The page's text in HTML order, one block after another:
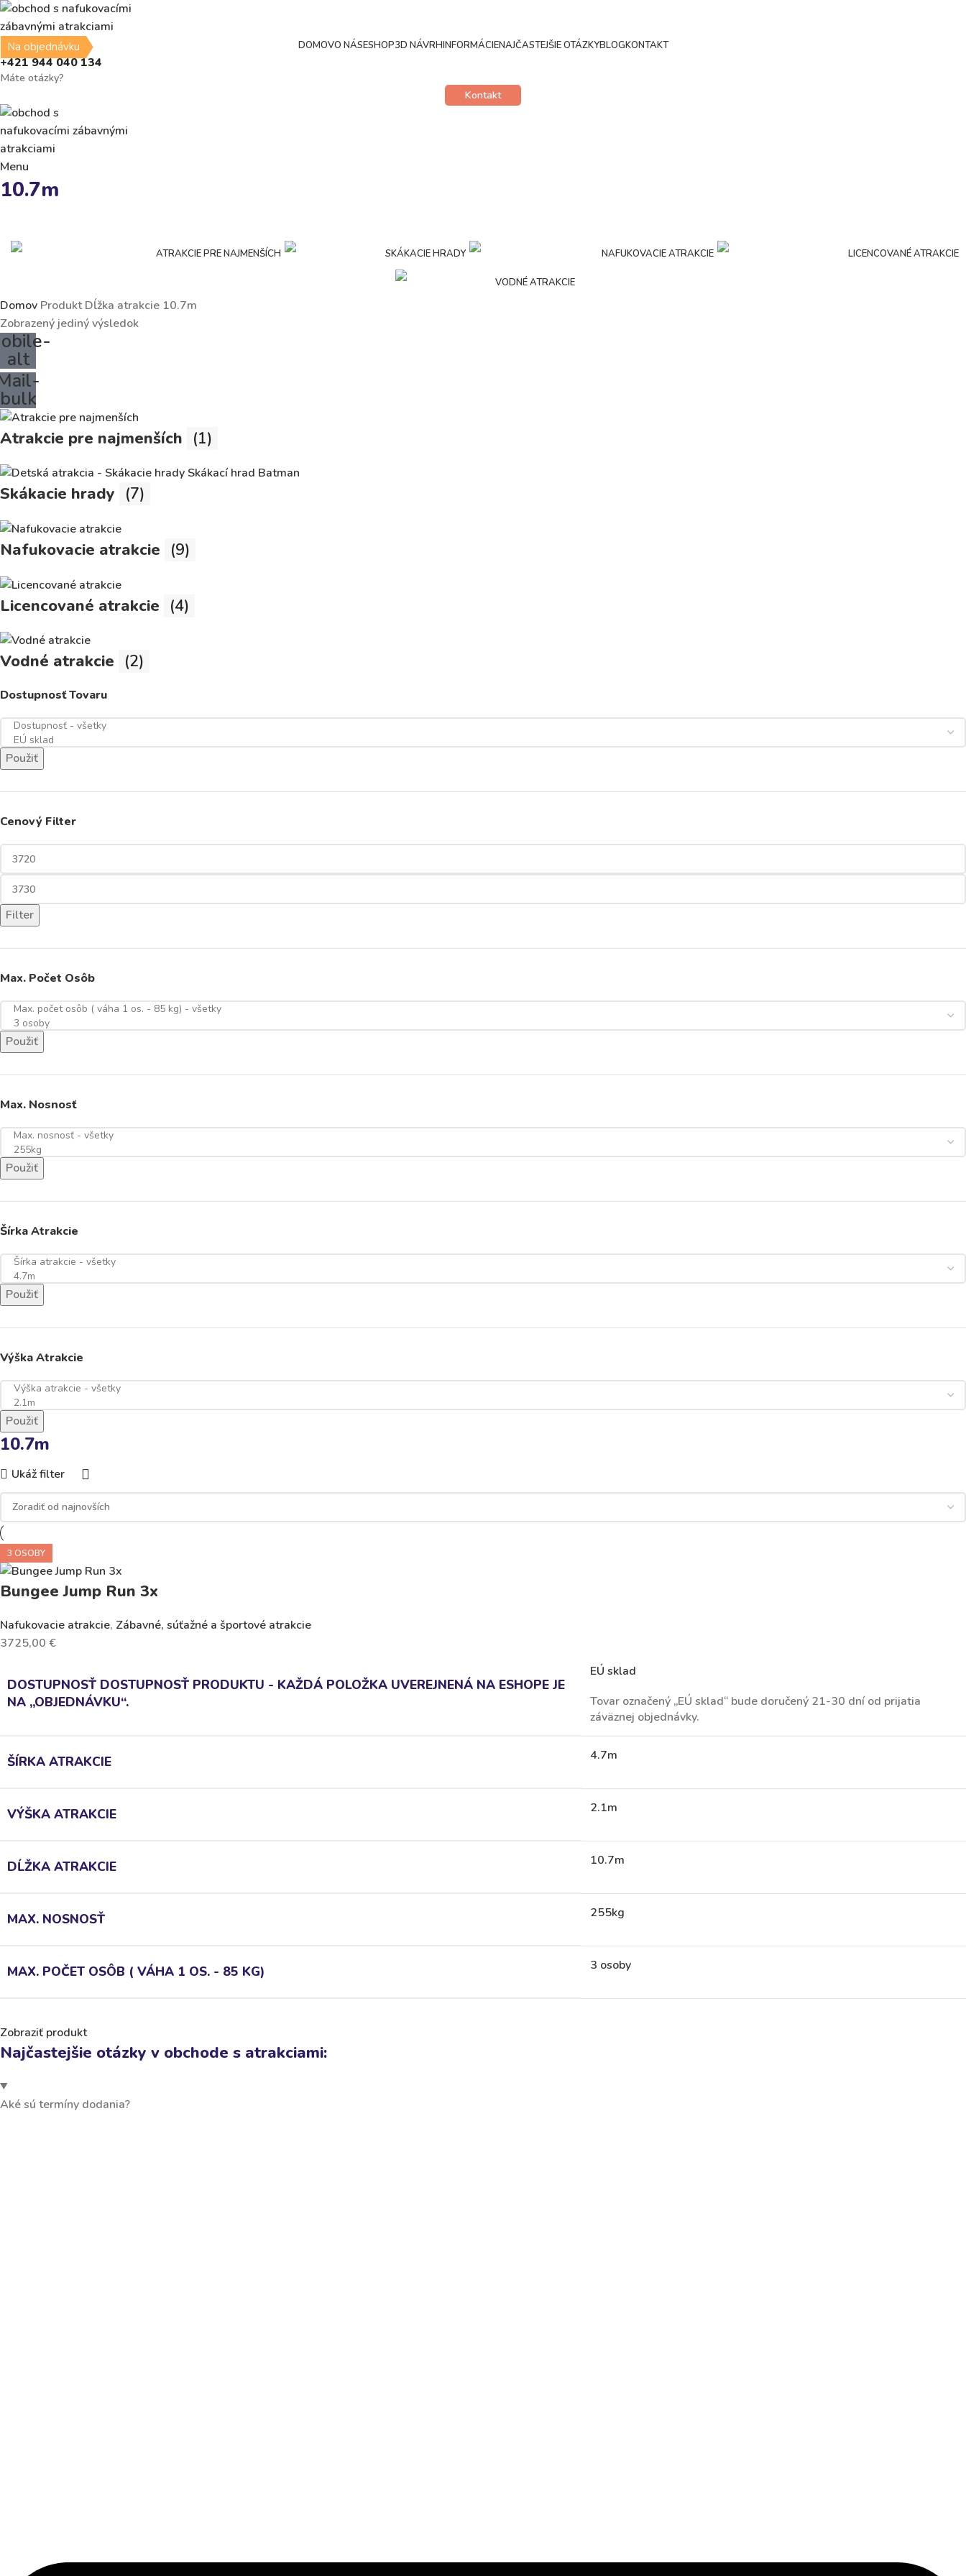
DOMOVO NÁSESHOP3D NÁVRHINFORMÁCIENAJČASTEJŠIE OTÁZKYBLOGKONTAKT
+421 944 040 134
Máte otázky?
Kontakt
Menu
10.7m
ATRAKCIE PRE NAJMENŠÍCH SKÁKACIE HRADY NAFUKOVACIE ATRAKCIE LICENCOVANÉ ATRAKCIE
VODNÉ ATRAKCIE
Domov Produkt Dĺžka atrakcie 10.7m
Zobrazený jediný výsledok
alt
bulk
Atrakcie pre najmenších (1)
Skákacie hrady (7)
Nafukovacie atrakcie (9)
Licencované atrakcie (4)
Vodné atrakcie (2)
Dostupnosť Tovaru
Použiť
Cenový Filter
Filter
Max. Počet Osôb
Použiť
Max. Nosnosť
Použiť
Šírka Atrakcie
Použiť
Výška Atrakcie
Použiť
10.7m
Ukáž filter
3 OSOBY
Na objednávku
Bungee Jump Run 3x
Nafukovacie atrakcie, Zábavné, súťažné a športové atrakcie
3725,00 €
DOSTUPNOSŤ DOSTUPNOSŤ PRODUKTU - KAŽDÁ POLOŽKA UVEREJNENÁ NA ESHOPE JE
NA „OBJEDNÁVKU“.
EÚ sklad
Tovar označený „EÚ sklad“ bude doručený 21-30 dní od prijatia
záväznej objednávky.
ŠÍRKA ATRAKCIE 4.7m
VÝŠKA ATRAKCIE 2.1m
DĹŽKA ATRAKCIE 10.7m
MAX. NOSNOSŤ 255kg
MAX. POČET OSÔB ( VÁHA 1 OS. - 85 KG) 3 osoby
Zobraziť produkt
Najčastejšie otázky v obchode s atrakciami:
Aké sú termíny dodania?